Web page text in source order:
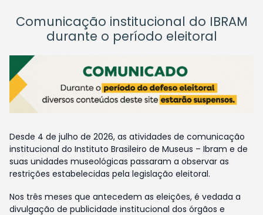
Comunicação institucional do IBRAM
durante o período eleitoral
Desde 4 de julho de 2026, as atividades de comunicação
institucional do Instituto Brasileiro de Museus – Ibram e de
suas unidades museológicas passaram a observar as
restrições estabelecidas pela legislação eleitoral.
Nos três meses que antecedem as eleições, é vedada a
divulgação de publicidade institucional dos órgãos e